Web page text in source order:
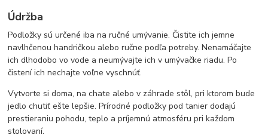
Údržba
Podložky sú určené iba na ručné umývanie. Čistite ich jemne
navlhčenou handričkou alebo ručne podľa potreby. Nenamáčajte
ich dlhodobo vo vode a neumývajte ich v umývačke riadu. Po
čistení ich nechajte voľne vyschnúť.
Vytvorte si doma, na chate alebo v záhrade stôl, pri ktorom bude
jedlo chutiť ešte lepšie. Prírodné podložky pod tanier dodajú
prestieraniu pohodu, teplo a príjemnú atmosféru pri každom
stolovaní.